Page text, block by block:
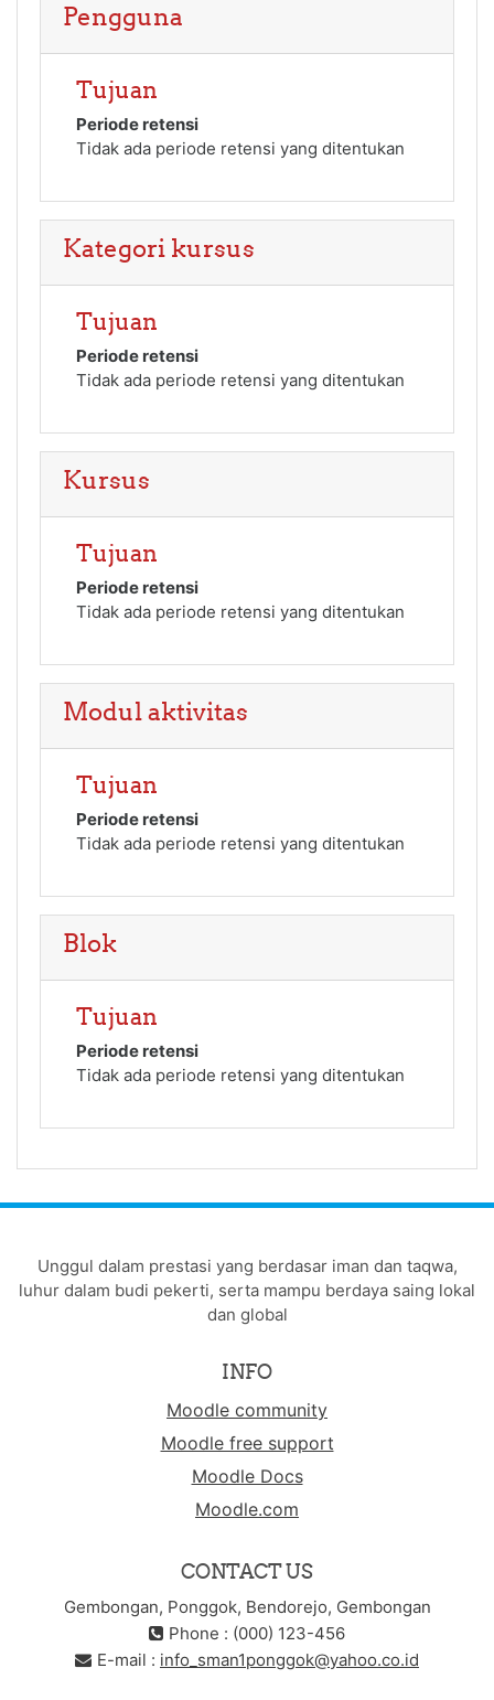
Pengguna
Tujuan
Periode retensi
Tidak ada periode retensi yang ditentukan
Kategori kursus
Tujuan
Periode retensi
Tidak ada periode retensi yang ditentukan
Kursus
Tujuan
Periode retensi
Tidak ada periode retensi yang ditentukan
Modul aktivitas
Tujuan
Periode retensi
Tidak ada periode retensi yang ditentukan
Blok
Tujuan
Periode retensi
Tidak ada periode retensi yang ditentukan
Unggul dalam prestasi yang berdasar iman dan taqwa,
luhur dalam budi pekerti, serta mampu berdaya saing lokal
dan global
INFO
Moodle community
Moodle free support
Moodle Docs
Moodle.com
CONTACT US
Gembongan, Ponggok, Bendorejo, Gembongan
Phone : (000) 123-456
E-mail : info_sman1ponggok@yahoo.co.id